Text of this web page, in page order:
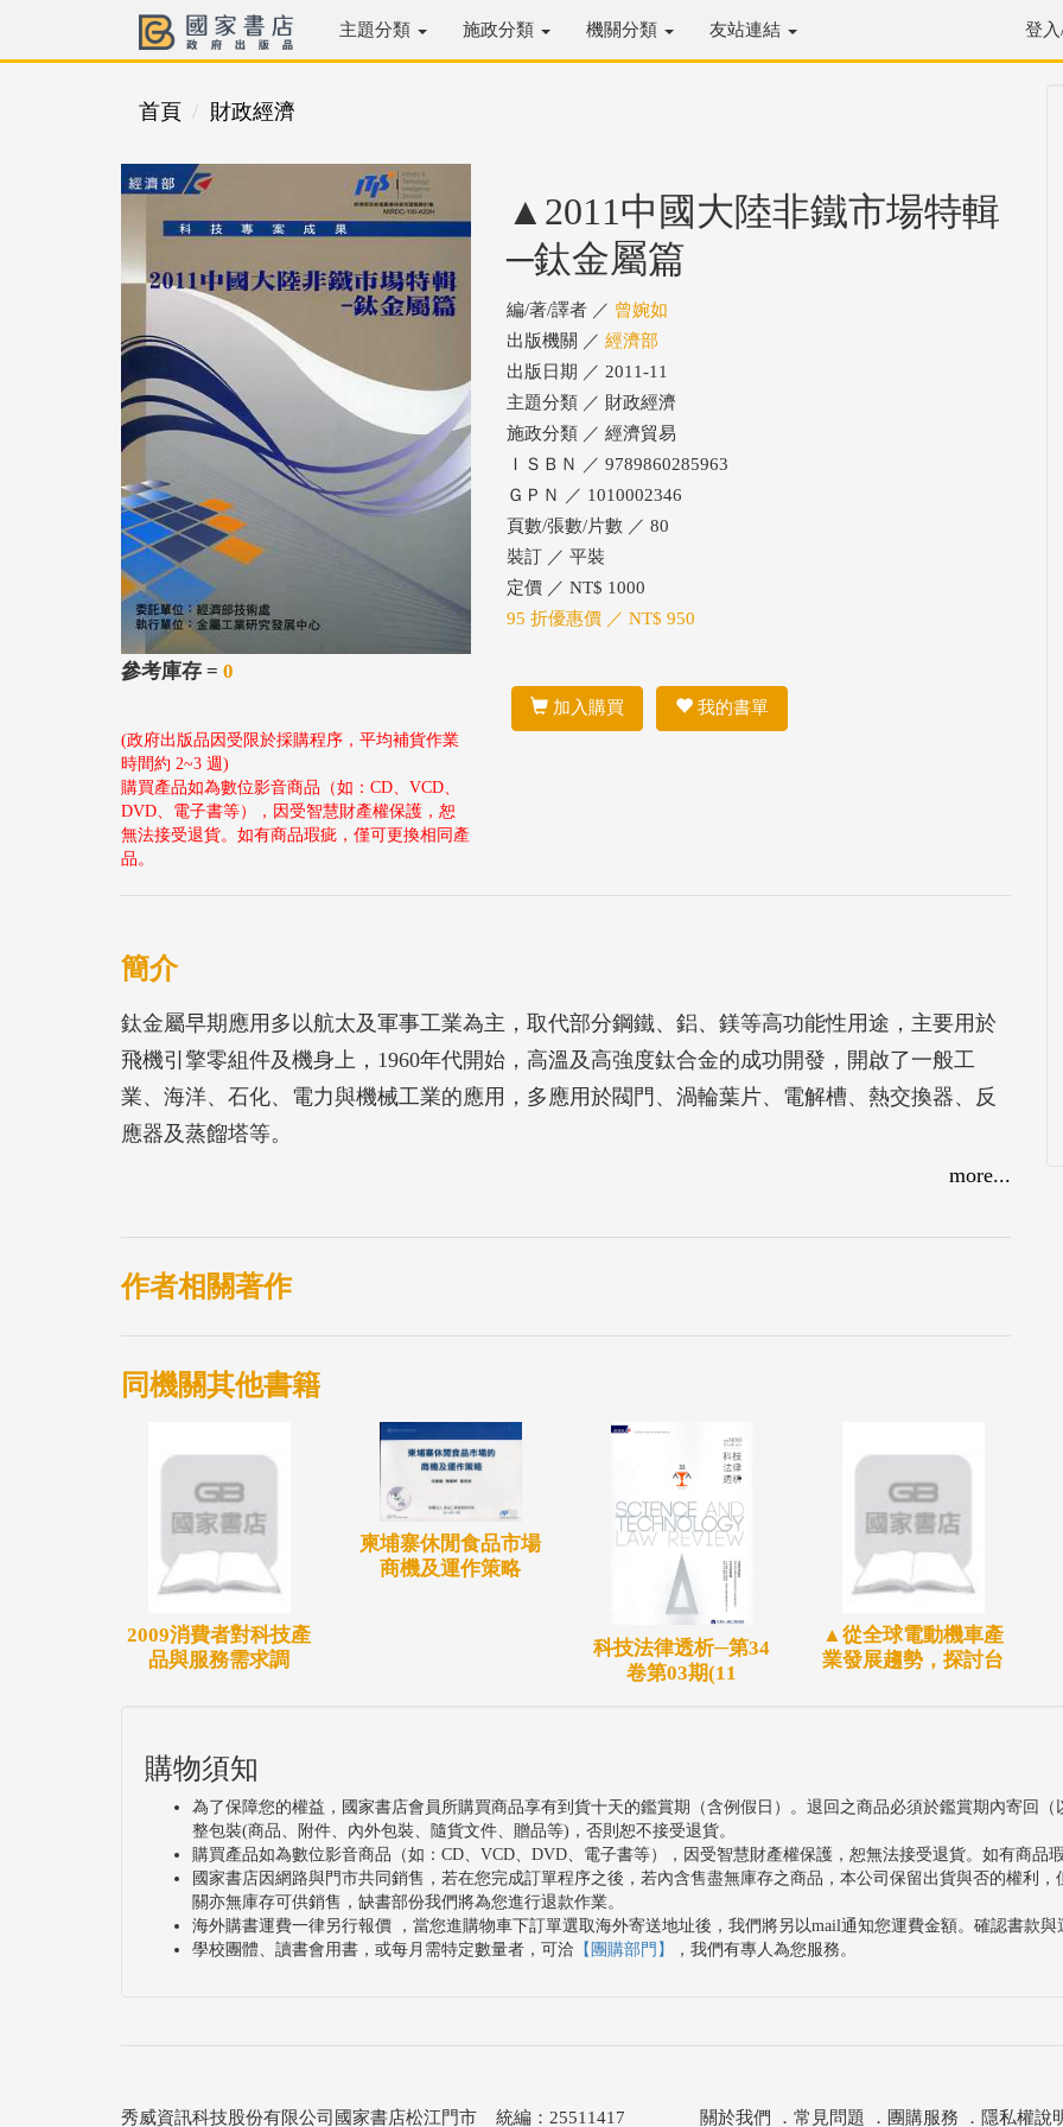
主題分類 施政分類 機關分類 友站連結 登
首頁 財政經濟
參考庫存 = 0
(政府出版品因受限於採購程序，平均補貨作業
時間約 2~3 週)
購買產品如為數位影音商品（如：CD、VCD、
DVD、電子書等），因受智慧財產權保護，恕
無法接受退貨。如有商品瑕疵，僅可更換相同產
品。
▲2011中國大陸非鐵市場特輯
─鈦金屬篇
編/著/譯者 ／ 曾婉如
出版機關 ／ 經濟部
出版日期 ／ 2011-11
主題分類 ／ 財政經濟
施政分類 ／ 經濟貿易
ＩＳＢＮ ／ 9789860285963
ＧＰＮ ／ 1010002346
頁數/張數/片數 ／ 80
裝訂 ／ 平裝
定價 ／ NT$ 1000
95 折優惠價 ／ NT$ 950
加入購買 我的書單
簡介
鈦金屬早期應用多以航太及軍事工業為主，取代部分鋼鐵、鋁、鎂等高功能性用途，主要用於
飛機引擎零組件及機身上，1960年代開始，高溫及高強度鈦合金的成功開發，開啟了一般工
業、海洋、石化、電力與機械工業的應用，多應用於閥門、渦輪葉片、電解槽、熱交換器、反
應器及蒸餾塔等。
more...
作者相關著作
同機關其他書籍
2009消費者對科技產
品與服務需求調
柬埔寨休閒食品市場
商機及運作策略
科技法律透析─第34
卷第03期(11
▲從全球電動機車產
業發展趨勢，探討台
購物須知
為了保障您的權益，國家書店會員所購買商品享有到貨十天的鑑賞期（含例假日）。退回之商品必須於鑑賞期內寄回
整包裝(商品、附件、內外包裝、隨貨文件、贈品等)，否則恕不接受退貨。
購買產品如為數位影音商品（如：CD、VCD、DVD、電子書等），因受智慧財產權保護，恕無法接受退貨。如有商品
國家書店因網路與門市共同銷售，若在您完成訂單程序之後，若內含售盡無庫存之商品，本公司保留出貨與否的權利
關亦無庫存可供銷售，缺書部份我們將為您進行退款作業。
海外購書運費一律另行報價 ，當您進購物車下訂單選取海外寄送地址後，我們將另以mail通知您運費金額。確認書款
學校團體、讀書會用書，或每月需特定數量者，可洽 【團購部門】 ，我們有專人為您服務。
秀威資訊科技股份有限公司國家書店松江門市 統編：25511417 關於我們 ． 常見問題 ． 團購服務 ． 隱私權說